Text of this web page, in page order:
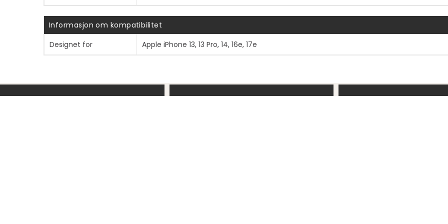
Informasjon om kompatibilitet
Designet for
Apple iPhone 13, 13 Pro, 14, 16e, 17e